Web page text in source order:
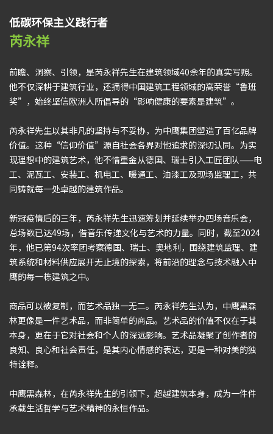
低碳环保主义践行者
芮永祥
前瞻、洞察、引领，是芮永祥先生在建筑领域40余年的真实写照。
他不仅深耕于建筑行业，还摘得中国建筑工程领域的高荣誉“鲁班
奖”，始终坚信欧洲人所倡导的“影响健康的要素是建筑”。
芮永祥先生以其非凡的坚持与不妥协，为中鹰集团塑造了百亿品牌
价值。这种“信仰价值”源自社会各界对他追求的深切认同。为实
现理想中的建筑艺术，他不惜重金从德国、瑞士引入工匠团队——电
工、泥瓦工、安装工、机电工、暖通工、油漆工及现场监理工，共
同铸就每一处卓越的建筑作品。
新冠疫情后的三年，芮永祥先生迅速筹划并延续举办四场音乐会，
总场数已达49场，借音乐传递文化与艺术的力量。同时，截至2024
年，他已第94次率团考察德国、瑞士、奥地利，围绕建筑监理、建
筑系统和材料供应展开无止境的探索，将前沿的理念与技术融入中
鹰的每一栋建筑之中。
商品可以被复制，而艺术品独一无二。芮永祥先生认为，中鹰黑森
林更像是一件艺术品，而非简单的商品。艺术品的价值不仅在于其
本身，更在于它对社会和个人的深远影响。艺术品凝聚了创作者的
良知、良心和社会责任，是其内心情感的表达，更是一种对美的独
特诠释。
中鹰黑森林，在芮永祥先生的引领下，超越建筑本身，成为一件件
承载生活哲学与艺术精神的永恒作品。